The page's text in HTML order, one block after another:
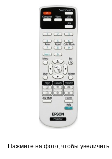
Нажмите на фото, чтобы увеличить